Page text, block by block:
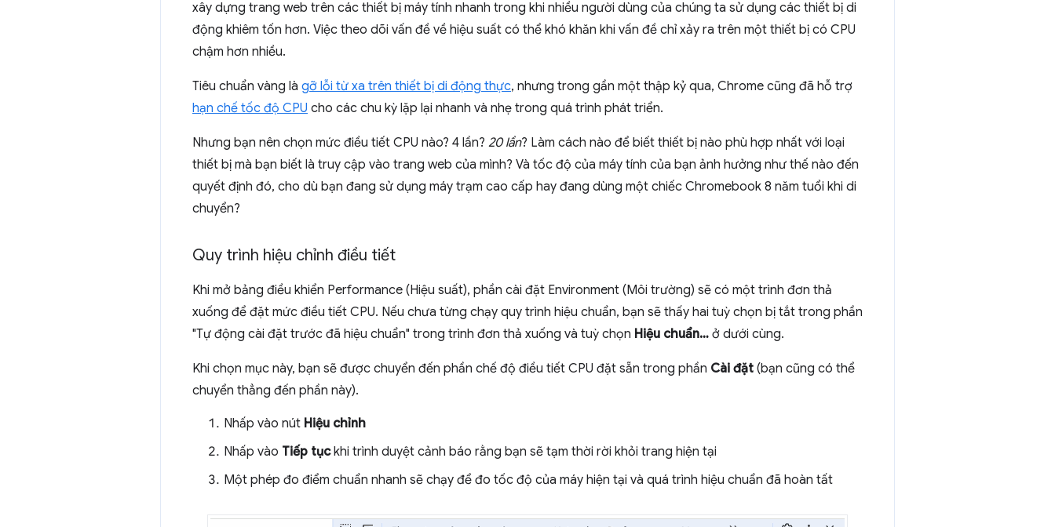
xây dựng trang web trên các thiết bị máy tính nhanh trong khi nhiều người dùng của chúng ta sử dụng các thiết bị di
động khiêm tốn hơn. Việc theo dõi vấn đề về hiệu suất có thể khó khăn khi vấn đề chỉ xảy ra trên một thiết bị có CPU
chậm hơn nhiều.
Tiêu chuẩn vàng là gỡ lỗi từ xa trên thiết bị di động thực, nhưng trong gần một thập kỷ qua, Chrome cũng đã hỗ trợ
hạn chế tốc độ CPU cho các chu kỳ lặp lại nhanh và nhẹ trong quá trình phát triển.
Nhưng bạn nên chọn mức điều tiết CPU nào? 4 lần? 20 lần? Làm cách nào để biết thiết bị nào phù hợp nhất với loại
thiết bị mà bạn biết là truy cập vào trang web của mình? Và tốc độ của máy tính của bạn ảnh hưởng như thế nào đến
quyết định đó, cho dù bạn đang sử dụng máy trạm cao cấp hay đang dùng một chiếc Chromebook 8 năm tuổi khi di
chuyển?
Quy trình hiệu chỉnh điều tiết
Khi mở bảng điều khiển Performance (Hiệu suất), phần cài đặt Environment (Môi trường) sẽ có một trình đơn thả
xuống để đặt mức điều tiết CPU. Nếu chưa từng chạy quy trình hiệu chuẩn, bạn sẽ thấy hai tuỳ chọn bị tắt trong phần
"Tự động cài đặt trước đã hiệu chuẩn" trong trình đơn thả xuống và tuỳ chọn Hiệu chuẩn… ở dưới cùng.
Khi chọn mục này, bạn sẽ được chuyển đến phần chế độ điều tiết CPU đặt sẵn trong phần Cài đặt (bạn cũng có thể
chuyển thẳng đến phần này).
Nhấp vào nút Hiệu chỉnh
Nhấp vào Tiếp tụckhi trình duyệt cảnh báo rằng bạn sẽ tạm thời rời khỏi trang hiện tại
Một phép đo điểm chuẩn nhanh sẽ chạy để đo tốc độ của máy hiện tại và quá trình hiệu chuẩn đã hoàn tất